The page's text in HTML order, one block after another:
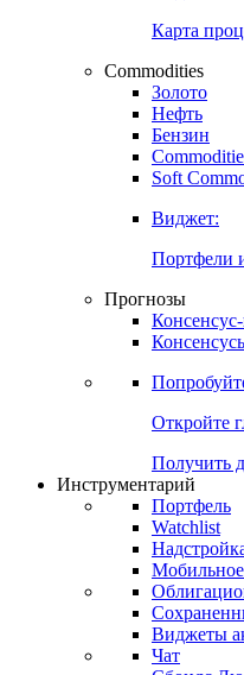
Росстат
Виджет:
Карта
Commodities
Золото
Бензин
Soft
Виджет:
Портфели
Прогнозы
Откройте
Получить
Инструментарий
Портфель
Watchlist
Мобильное